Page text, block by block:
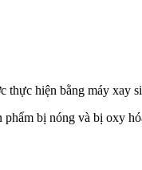
hiện bằng máy
bị nóng và bị oxy